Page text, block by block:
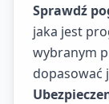
Sprawdź
jaka jest
wybranym
dopasować